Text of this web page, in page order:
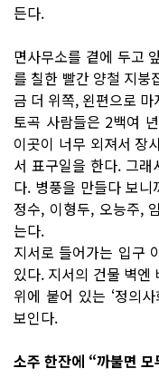
든다.
면사무소를 곁에 두고
를 칠한 빨간 양철 지붕
금 더 위쪽, 왼편으로
토곡 사람들은 2백여
이곳이 너무 외져서 장
서 표구일을 한다. 그
다. 병풍을 만들다 보
정수, 이형두, 오능주,
는다.
지서로 들어가는 입구
있다. 지서의 건물 벽엔
위에 붙어 있는 ‘정의
보인다.
소주 한잔에 “까불면